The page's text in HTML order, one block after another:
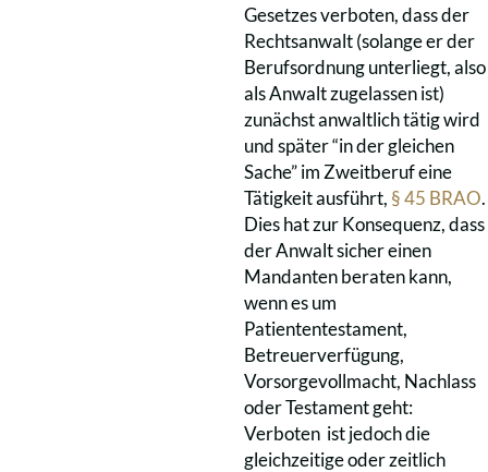
Gesetzes verboten, dass der
Rechtsanwalt (solange er der
Berufsordnung unterliegt, also
als Anwalt zugelassen ist)
zunächst anwaltlich tätig wird
und später “in der gleichen
Sache” im Zweitberuf eine
Tätigkeit ausführt, § 45 BRAO.
Dies hat zur Konsequenz, dass
der Anwalt sicher einen
Mandanten beraten kann,
wenn es um
Patiententestament,
Betreuerverfügung,
Vorsorgevollmacht, Nachlass
oder Testament geht:
Verboten ist jedoch die
gleichzeitige oder zeitlich